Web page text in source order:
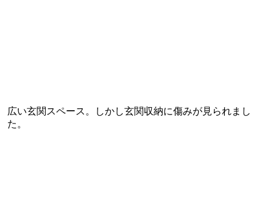
広い玄関スペース。しかし玄関収納に傷みが見られまし
た。